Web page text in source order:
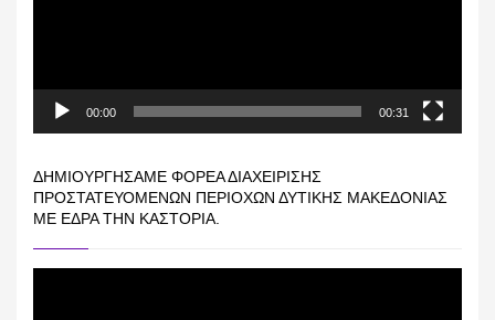
00:00 00:31
ΔΗΜΙΟΥΡΓΉΣΑΜΕ ΦΟΡΈΑ ΔΙΑΧΕΊΡΙΣΗΣ
ΠΡΟΣΤΑΤΕΥΌΜΕΝΩΝ ΠΕΡΙΟΧΏΝ ΔΥΤΙΚΉΣ ΜΑΚΕΔΟΝΊΑΣ
ΜΕ ΈΔΡΑ ΤΗΝ ΚΑΣΤΟΡΙΆ.